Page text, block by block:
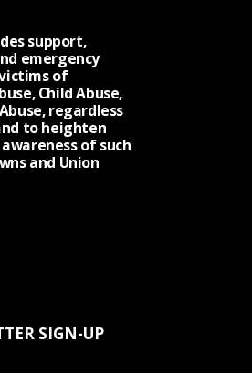
support,
emergency
of
Child Abuse,
regardless
to heighten
of such
and Union
SIGN-UP